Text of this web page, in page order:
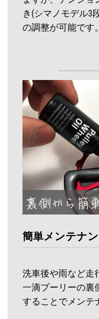
き(シマノモデル3
の調整が可能です。
簡単メンテナ
洗車後や雨など走
一滴プーリーの裏
することでメンテ